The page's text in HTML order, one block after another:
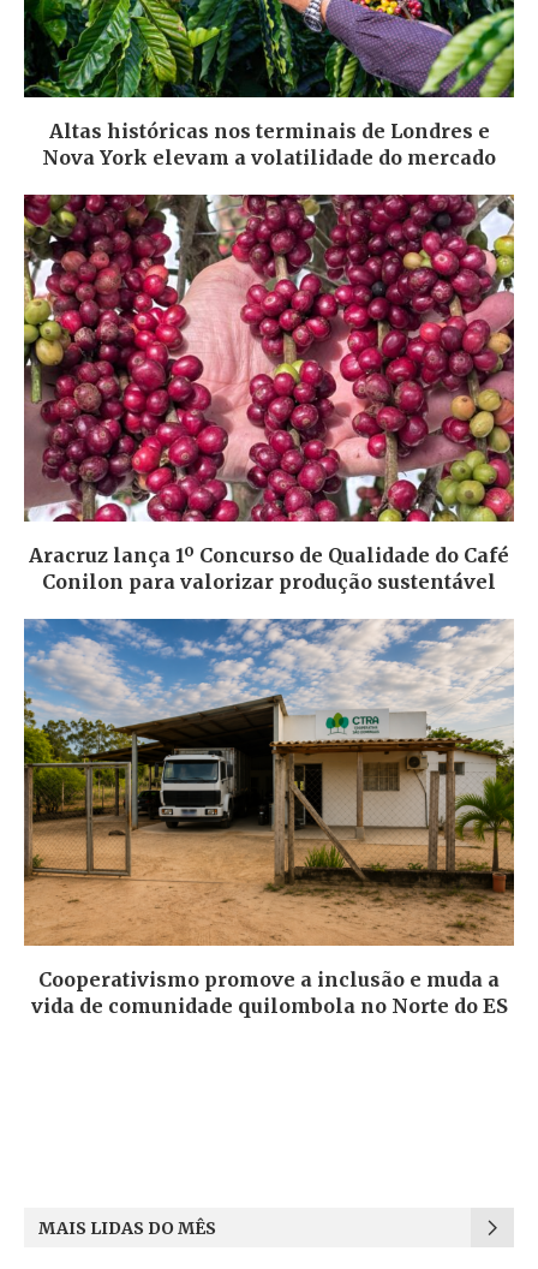
Altas históricas nos terminais de Londres e
Nova York elevam a volatilidade do mercado
Aracruz lança 1º Concurso de Qualidade do Café
Conilon para valorizar produção sustentável
Cooperativismo promove a inclusão e muda a
vida de comunidade quilombola no Norte do ES
MAIS LIDAS DO MÊS